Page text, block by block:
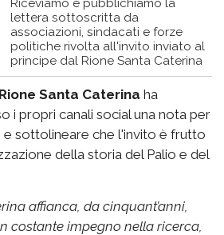
Riceviamo e pubblichiamo la
lettera sottoscritta da
associazioni, sindacati e forze
politiche rivolta all'invito inviato al
principe dal Rione Santa Caterina
Rione Santa Caterina ha
i propri canali social una nota per
e sottolineare che l'invito è frutto
della storia del Palio e del
affianca, da cinquant’anni,
costante impegno nella ricerca,